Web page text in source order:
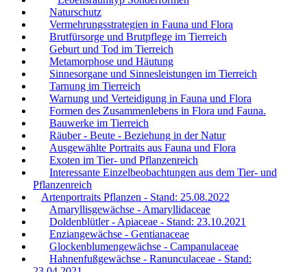
Naturschutz
Vermehrungsstrategien in Fauna und Flora
Brutfürsorge und Brutpflege im Tierreich
Geburt und Tod im Tierreich
Metamorphose und Häutung
Sinnesorgane und Sinnesleistungen im Tierreich
Tarnung im Tierreich
Warnung und Verteidigung in Fauna und Flora
Formen des Zusammenlebens in Flora und Fauna.
Bauwerke im Tierreich
Räuber - Beute - Beziehung in der Natur
Ausgewählte Portraits aus Fauna und Flora
Exoten im Tier- und Pflanzenreich
Interessante Einzelbeobachtungen aus dem Tier- und
Pflanzenreich
Artenportraits Pflanzen - Stand: 25.08.2022
Amaryllisgewächse - Amaryllidaceae
Doldenblütler - Apiaceae - Stand: 23.10.2021
Enziangewächse - Gentianaceae
Glockenblumengewächse - Campanulaceae
Hahnenfußgewächse - Ranunculaceae - Stand: